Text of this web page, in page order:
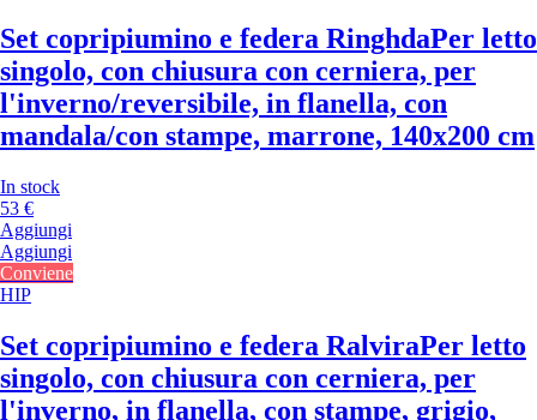
Set copripiumino e federa RinghdaPer letto
singolo, con chiusura con cerniera, per
l'inverno/reversibile, in flanella, con
mandala/con stampe, marrone, 140x200 cm
In stock
53 €
Aggiungi
Aggiungi
Conviene
HIP
Set copripiumino e federa RalviraPer letto
singolo, con chiusura con cerniera, per
l'inverno, in flanella, con stampe, grigio,